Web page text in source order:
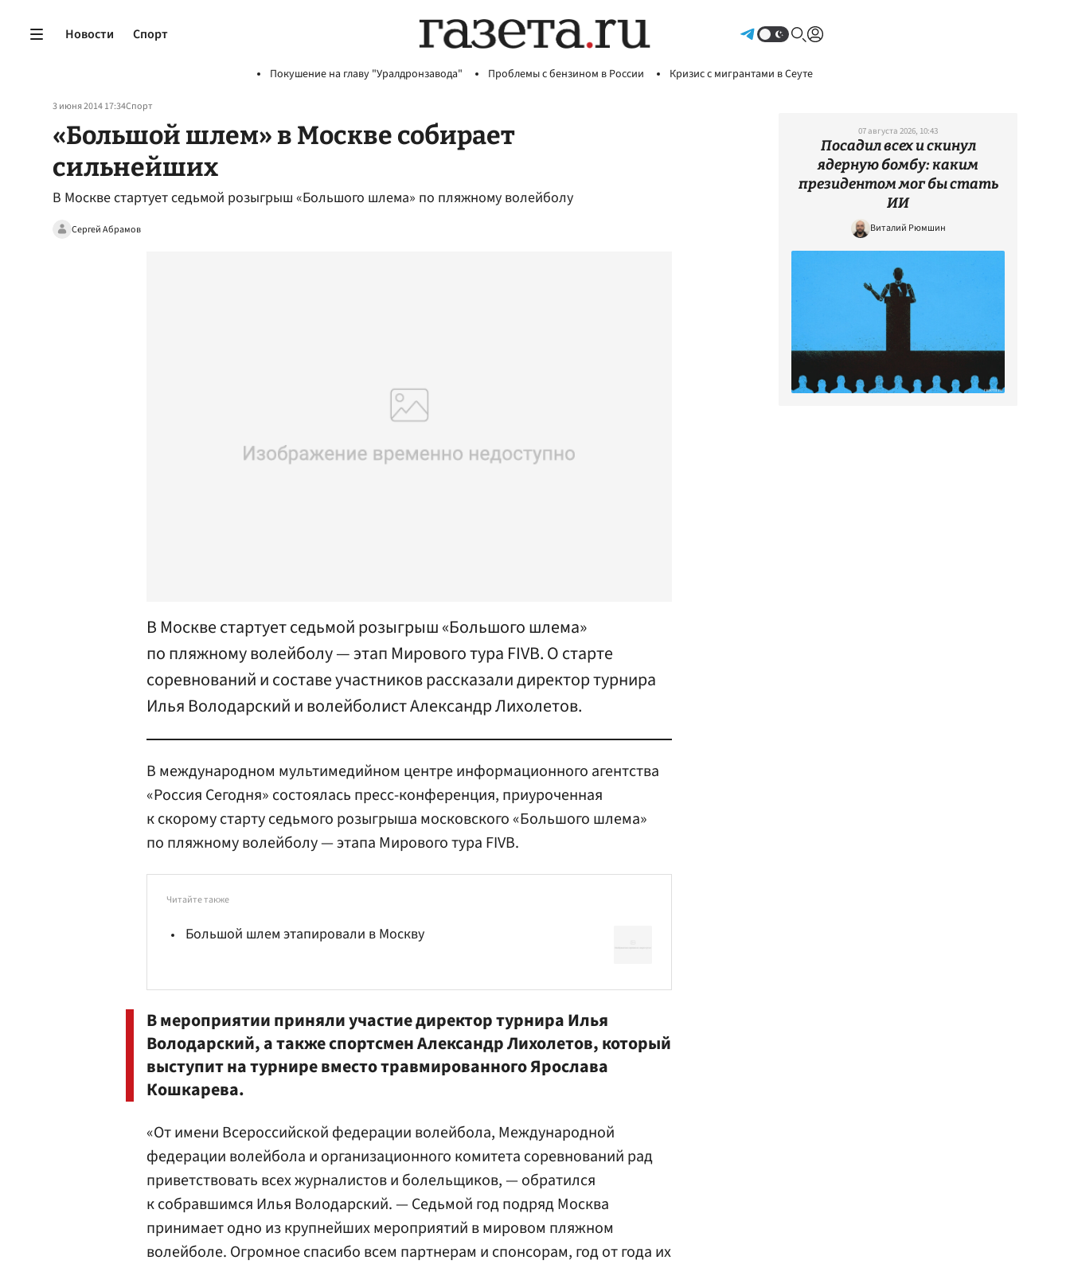
Новости Спорт
Покушение на главу "Уралдронзавода" Проблемы с бензином в России Кризис с мигрантами в Сеуте
3 июня 2014 17:34Спорт
«Большой шлем» в Москве собирает
сильнейших
В Москве стартует седьмой розыгрыш «Большого шлема» по пляжному волейболу
Сергей Абрамов
В Москве стартует седьмой розыгрыш «Большого шлема»
по пляжному волейболу — этап Мирового тура FIVB. О старте
соревнований и составе участников рассказали директор турнира
Илья Володарский и волейболист Александр Лихолетов.
В международном мультимедийном центре информационного агентства
«Россия Сегодня» состоялась пресс-конференция, приуроченная
к скорому старту седьмого розыгрыша московского «Большого шлема»
по пляжному волейболу — этапа Мирового тура FIVB.
Читайте также
Большой шлем этапировали в Москву
В мероприятии приняли участие директор турнираИлья
Володарский, а также спортсмен Александр Лихолетов, который
выступит на турнире вместо травмированного Ярослава
Кошкарева.
«От имени Всероссийской федерации волейбола, Международной
федерации волейбола и организационного комитета соревнований рад
приветствовать всех журналистов и болельщиков, — обратился
к собравшимся Илья Володарский. — Седьмой год подряд Москва
принимает одно из крупнейших мероприятий в мировом пляжном
волейболе. Огромное спасибо всем партнерам и спонсорам, год от года их
07 августа 2026, 10:43
Посадил всех и скинул
ядерную бомбу: каким
президентом мог бы стать
ИИ
Виталий Рюмшин